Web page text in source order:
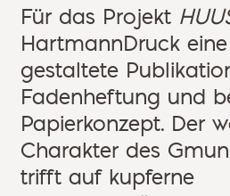
Für das Projekt
HartmannDruck
gestaltete
Fadenheftung und
Papierkonzept. Der
Charakter des
trifft auf kupferne